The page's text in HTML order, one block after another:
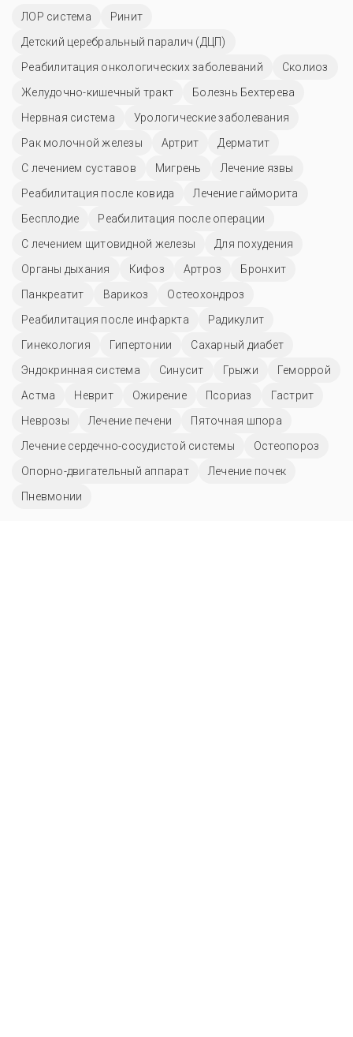
ЛОР система
Ринит
Детский церебральный паралич (ДЦП)
Реабилитация онкологических заболеваний
Сколиоз
Желудочно-кишечный тракт
Болезнь Бехтерева
Нервная система
Урологические заболевания
Рак молочной железы
Артрит
Дерматит
С лечением суставов
Мигрень
Лечение язвы
Реабилитация после ковида
Лечение гайморита
Бесплодие
Реабилитация после операции
С лечением щитовидной железы
Для похудения
Органы дыхания
Кифоз Артроз
Бронхит
Панкреатит
Варикоз
Остеохондроз
Реабилитация после инфаркта
Радикулит
Гинекология
Гипертонии
Сахарный диабет
Эндокринная система
Синусит Грыжи
Геморрой
Астма
Неврит Ожирение Псориаз
Гастрит
Неврозы
Лечение печени
Пяточная шпора
Лечение сердечно-сосудистой системы
Остеопороз
Опорно-двигательный аппарат
Лечение почек
Пневмонии